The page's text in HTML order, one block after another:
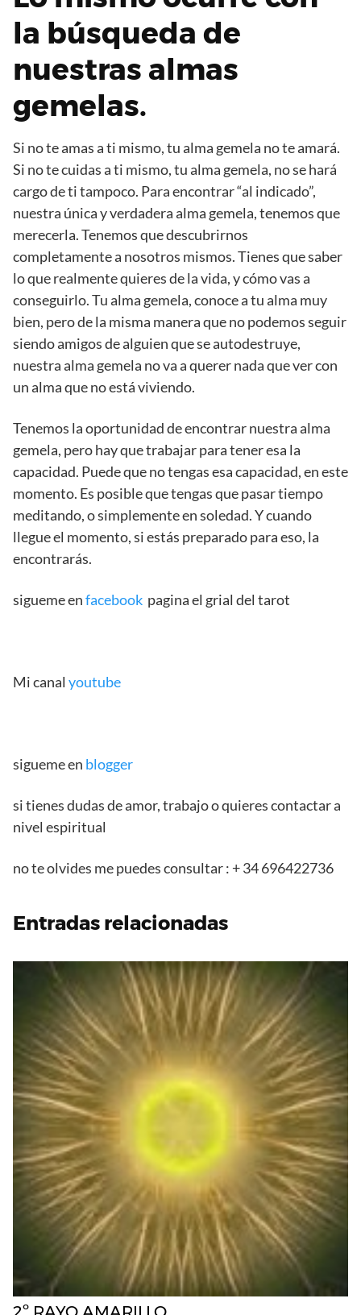
la búsqueda de
nuestras almas
gemelas.
Si no te amas a ti mismo, tu alma gemela no te amará.
Si no te cuidas a ti mismo, tu alma gemela, no se hará
cargo de ti tampoco. Para encontrar “al indicado”,
nuestra única y verdadera alma gemela, tenemos que
merecerla. Tenemos que descubrirnos
completamente a nosotros mismos. Tienes que saber
lo que realmente quieres de la vida, y cómo vas a
conseguirlo. Tu alma gemela, conoce a tu alma muy
bien, pero de la misma manera que no podemos seguir
siendo amigos de alguien que se autodestruye,
nuestra alma gemela no va a querer nada que ver con
un alma que no está viviendo.
Tenemos la oportunidad de encontrar nuestra alma
gemela, pero hay que trabajar para tener esa la
capacidad. Puede que no tengas esa capacidad, en este
momento. Es posible que tengas que pasar tiempo
meditando, o simplemente en soledad. Y cuando
llegue el momento, si estás preparado para eso, la
encontrarás.
sigueme enfacebook pagina el grial del tarot
Mi canal youtube
sigueme en blogger
si tienes dudas de amor, trabajo o quieres contactar a
nivel espiritual
no te olvides me puedes consultar : + 34 696422736
Entradas relacionadas